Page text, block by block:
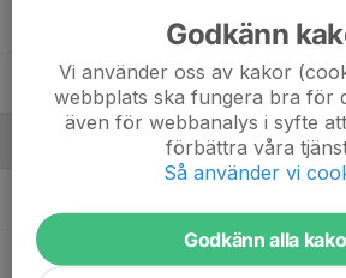
Victor B.
Rodrigo RamosTränare
Godkänn
Vi använder oss av kakor
webbplats ska fungera bra för
även för webbanalys i syfte
förbättra våra
Så använder vi
Godkänn alla